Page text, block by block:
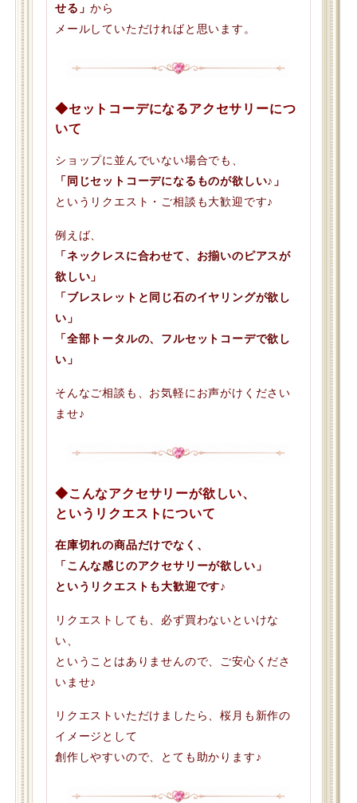
せる」から
メールしていただければと思います。
◆セットコーデになるアクセサリーにつ
いて
ショップに並んでいない場合でも、
「同じセットコーデになるものが欲しい♪」
というリクエスト・ご相談も大歓迎です♪
例えば、
「ネックレスに合わせて、お揃いのピアスが
欲しい」
「ブレスレットと同じ石のイヤリングが欲し
い」
「全部トータルの、フルセットコーデで欲し
い」
そんなご相談も、お気軽にお声がけください
ませ♪
◆こんなアクセサリーが欲しい、
というリクエストについて
在庫切れの商品だけでなく、
「こんな感じのアクセサリーが欲しい」
というリクエストも大歓迎です♪
リクエストしても、必ず買わないといけな
い、
ということはありませんので、ご安心くださ
いませ♪
リクエストいただけましたら、桜月も新作の
イメージとして
創作しやすいので、とても助かります♪